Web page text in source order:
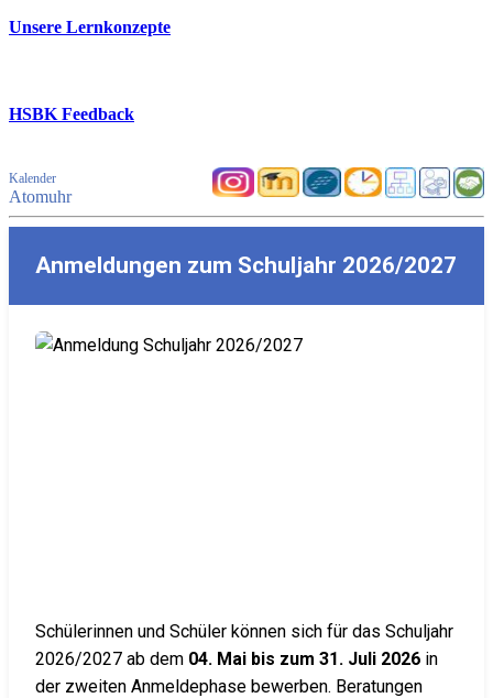
Unsere Lernkonzepte
HSBK Feedback
Kalender
Atomuhr
Anmeldungen zum Schuljahr 2026/2027
Schülerinnen und Schüler können sich für das Schuljahr
2026/2027 ab dem 04. Mai bis zum 31. Juli 2026 in
der zweiten Anmeldephase bewerben. Beratungen